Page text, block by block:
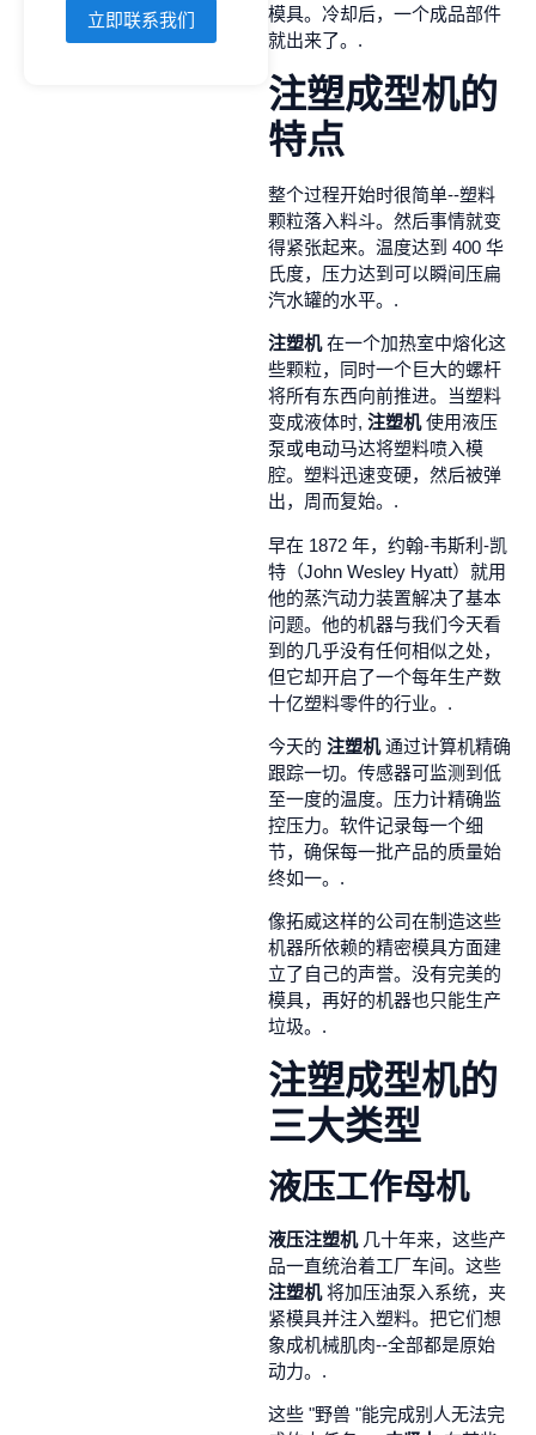
立即联系我们
模具。冷却后，一个成品部件
就出来了。.
注塑成型机的
特点
整个过程开始时很简单--塑料
颗粒落入料斗。然后事情就变
得紧张起来。温度达到 400 华
氏度，压力达到可以瞬间压扁
汽水罐的水平。.
注塑机在一个加热室中熔化这
些颗粒，同时一个巨大的螺杆
将所有东西向前推进。当塑料
变成液体时, 注塑机使用液压
泵或电动马达将塑料喷入模
腔。塑料迅速变硬，然后被弹
出，周而复始。.
早在 1872 年，约翰-韦斯利-凯
特（John Wesley Hyatt）就用
他的蒸汽动力装置解决了基本
问题。他的机器与我们今天看
到的几乎没有任何相似之处，
但它却开启了一个每年生产数
十亿塑料零件的行业。.
今天的 注塑机通过计算机精确
跟踪一切。传感器可监测到低
至一度的温度。压力计精确监
控压力。软件记录每一个细
节，确保每一批产品的质量始
终如一。.
像拓威这样的公司在制造这些
机器所依赖的精密模具方面建
立了自己的声誉。没有完美的
模具，再好的机器也只能生产
垃圾。.
注塑成型机的
三大类型
液压工作母机
液压注塑机几十年来，这些产
品一直统治着工厂车间。这些
注塑机将加压油泵入系统，夹
紧模具并注入塑料。把它们想
象成机械肌肉--全部都是原始
动力。.
这些 "野兽 "能完成别人无法完